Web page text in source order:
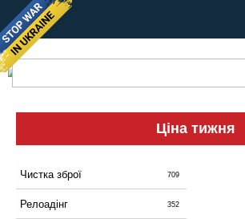
Ціна тижня
Чистка зброї 709
Релоадінг 352